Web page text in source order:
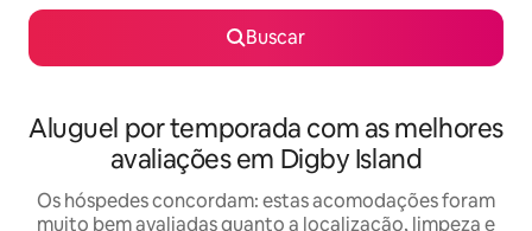
Buscar
Aluguel por temporada com as melhores
avaliações em Digby Island
Os hóspedes concordam: estas acomodações foram
muito bem avaliadas quanto a localização, limpeza e